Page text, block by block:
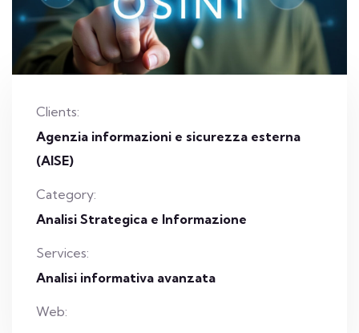
Clients:
Agenzia informazioni e sicurezza esterna
(AISE)
Category:
Analisi Strategica e Informazione
Services:
Analisi informativa avanzata
Web: